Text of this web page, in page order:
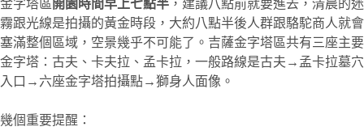
金字塔區 開園時間早上七點半 ，建議八點前就要進去，清晨的迷
霧跟光線是拍攝的黃金時段，大約八點半後人群跟駱駝商人就會
塞滿整個區域，空景幾乎不可能了。吉薩金字塔區共有三座主要
金字塔：古夫、卡夫拉、孟卡拉，一般路線是古夫→孟卡拉墓穴
入口→六座金字塔拍攝點→獅身人面像。
幾個重要提醒：